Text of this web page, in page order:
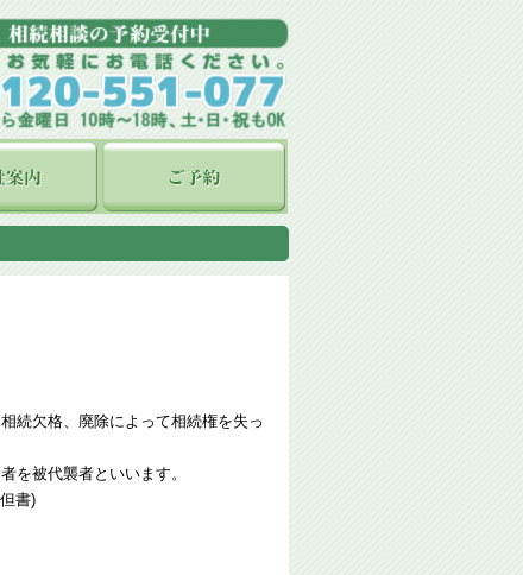
続欠格、廃除によって相続権を失っ
を被代襲者といいます。
書)